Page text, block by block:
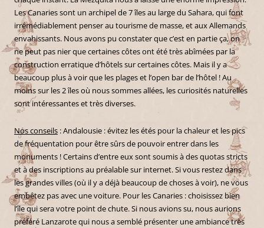
Les Canaries sont un archipel de 7 îles au large du Sahara, qui font
irrémédiablement penser au tourisme de masse, et aux Allemands
envahissants. Nous avons pu constater que c’est en partie ça, on
ne peut pas nier que certaines côtes ont été très abîmées par la
construction erratique d’hôtels sur certaines côtes. Mais il y a
beaucoup plus à voir que les plages et l’open bar de l’hôtel ! Au
moins sur les 2 îles où nous sommes allées, les curiosités naturelles
sont intéressantes et très diverses.
Nos conseils : Andalousie : évitez les étés pour la chaleur et les pics
de fréquentation pour être sûrs de pouvoir entrer dans les
monuments ! Certains d’entre eux sont soumis à des quotas stricts
et à des inscriptions au préalable sur internet. Si vous restez dans
les grandes villes (où il y a déjà beaucoup de choses à voir), ne vous
embêtez pas avec une voiture. Pour les Canaries : choisissez bien
l’île qui sera votre point de chute. Si nous avions su, nous aurions
préféré Lanzarote qui nous a semblé présenter une ambiance très